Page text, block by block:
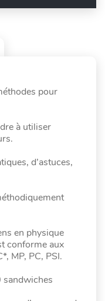
pour
à utiliser
d’astuces,
en physique
conforme aux
MP, PC, PSI.
sandwiches